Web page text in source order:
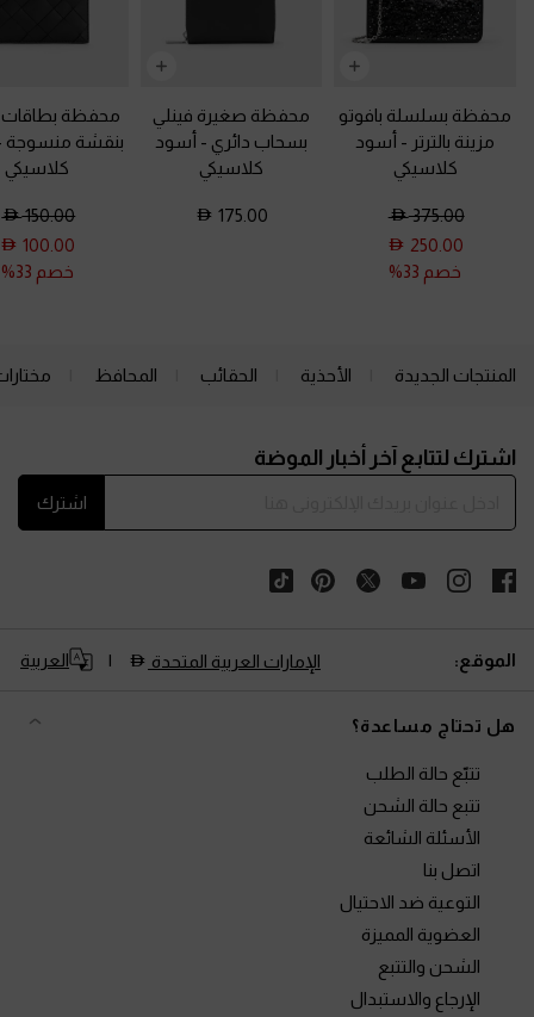
محفظة بسلسلة بافوتو
مزينة بالترتر - أسود
كلاسيكي
375.00
250.00
خصم 33%
محفظة صغيرة فينلي
بسحاب دائري - أسود
كلاسيكي
175.00
محفظة بطاقات
بنقشة منسوجة
كلاسيكي
150.00
100.00
خصم 33%
المنتجات الجديدة الأحذية الحقائب المحافظ
اشترك لتتابع آخر أخبار الموضة
اشترك
الموقع: الإمارات العربية المتحدة العربية
هل تحتاج مساعدة؟
تتبّع حالة الطلب
تتبع حالة الشحن
الأسئلة الشائعة
اتصل بنا
التوعية ضد الاحتيال
العضوية المميزة
الشحن والتتبع
الإرجاع والاستبدال